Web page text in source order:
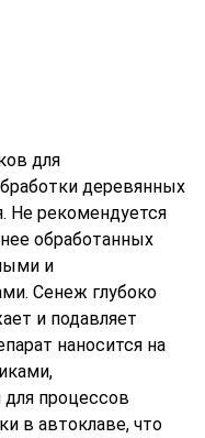
для
деревянных
Не рекомендуется
обработанных
и
Сенеж глубоко
и подавляет
наносится на
процессов
в автоклаве, что